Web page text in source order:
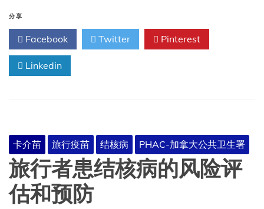
行
者
腹
分享
Facebook Twitter Pinterest
Linkedin
卡介苗 旅行疫苗 结核病 PHAC-加拿大公共卫生署
旅行者患结核病的风险评
估和预防